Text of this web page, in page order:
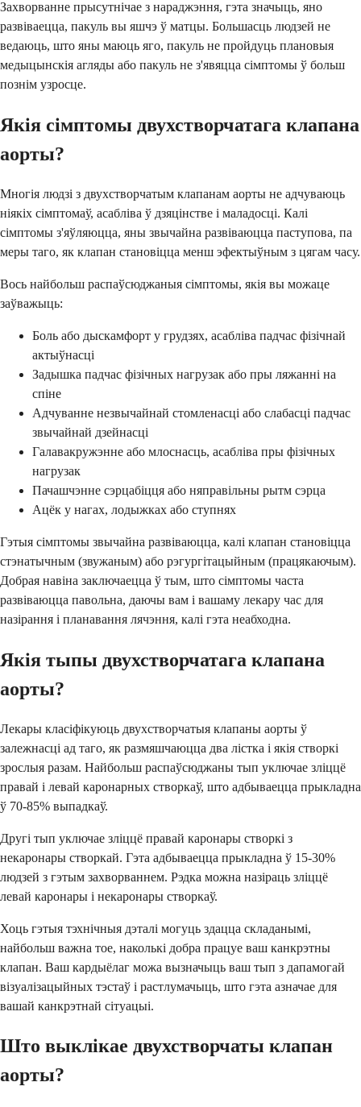
Захворванне прысутнічае з нараджэння, гэта значыць, яно
развіваецца, пакуль вы яшчэ ў матцы. Большасць людзей не
ведаюць, што яны маюць яго, пакуль не пройдуць плановыя
медыцынскія агляды або пакуль не з'явяцца сімптомы ў больш
познім узросце.
Якія сімптомы двухстворчатага клапана
аорты?
Многія людзі з двухстворчатым клапанам аорты не адчуваюць
ніякіх сімптомаў, асабліва ў дзяцінстве і маладосці. Калі
сімптомы з'яўляюцца, яны звычайна развіваюцца паступова, па
меры таго, як клапан становіцца менш эфектыўным з цягам часу.
Вось найбольш распаўсюджаныя сімптомы, якія вы можаце
заўважыць:
Боль або дыскамфорт у грудзях, асабліва падчас фізічнай
актыўнасці
Задышка падчас фізічных нагрузак або пры ляжанні на
спіне
Адчуванне незвычайнай стомленасці або слабасці падчас
звычайнай дзейнасці
Галавакружэнне або млоснасць, асабліва пры фізічных
нагрузак
Пачашчэнне сэрцабіцця або няправільны рытм сэрца
Ацёк у нагах, лодыжках або ступнях
Гэтыя сімптомы звычайна развіваюцца, калі клапан становіцца
стэнатычным (звужаным) або рэгургітацыйным (працякаючым).
Добрая навіна заключаецца ў тым, што сімптомы часта
развіваюцца павольна, даючы вам і вашаму лекару час для
назірання і планавання лячэння, калі гэта неабходна.
Якія тыпы двухстворчатага клапана
аорты?
Лекары класіфікуюць двухстворчатыя клапаны аорты ў
залежнасці ад таго, як размяшчаюцца два лістка і якія створкі
зрослыя разам. Найбольш распаўсюджаны тып уключае зліццё
правай і левай каронарных створкаў, што адбываецца прыкладна
ў 70-85% выпадкаў.
Другі тып уключае зліццё правай каронары створкі з
некаронары створкай. Гэта адбываецца прыкладна ў 15-30%
людзей з гэтым захворваннем. Рэдка можна назіраць зліццё
левай каронары і некаронары створкаў.
Хоць гэтыя тэхнічныя дэталі могуць здацца складанымі,
найбольш важна тое, наколькі добра працуе ваш канкрэтны
клапан. Ваш кардыёлаг можа вызначыць ваш тып з дапамогай
візуалізацыйных тэстаў і растлумачыць, што гэта азначае для
вашай канкрэтнай сітуацыі.
Што выклікае двухстворчаты клапан
аорты?